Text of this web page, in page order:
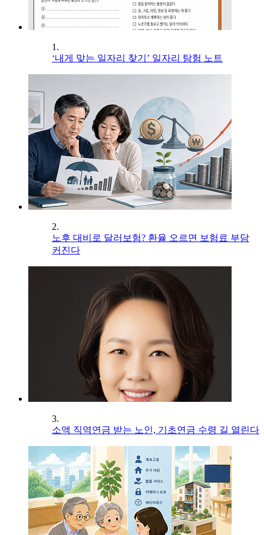
1.
‘내게 맞는 일자리 찾기’ 일자리 탐험 노트
2.
노후 대비로 달러보험? 환율 오르면 보험료 부담
커진다
3.
소액 직역연금 받는 노인, 기초연금 수령 길 열린다